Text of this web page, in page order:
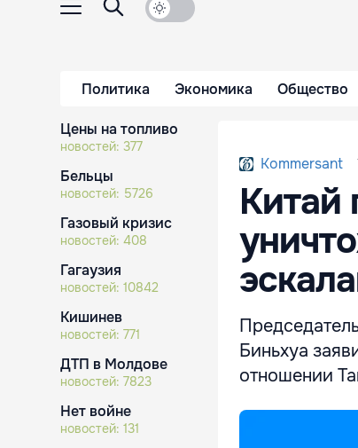
Политика Экономика Общество
Цены на топливо
новостей: 377
Бельцы
новостей: 5726
Газовый кризис
новостей: 408
Гагаузия
новостей: 10842
Кишинев
новостей: 771
ДТП в Молдове
новостей: 7823
Нет войне
новостей: 131
Kommersant
Китай
Биньхуа
отношении